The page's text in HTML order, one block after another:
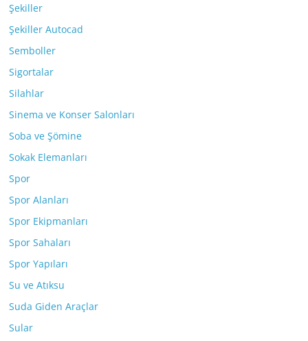
Şekiller
Şekiller Autocad
Semboller
Sigortalar
Silahlar
Sinema ve Konser Salonları
Soba ve Şömine
Sokak Elemanları
Spor
Spor Alanları
Spor Ekipmanları
Spor Sahaları
Spor Yapıları
Su ve Atıksu
Suda Giden Araçlar
Sular